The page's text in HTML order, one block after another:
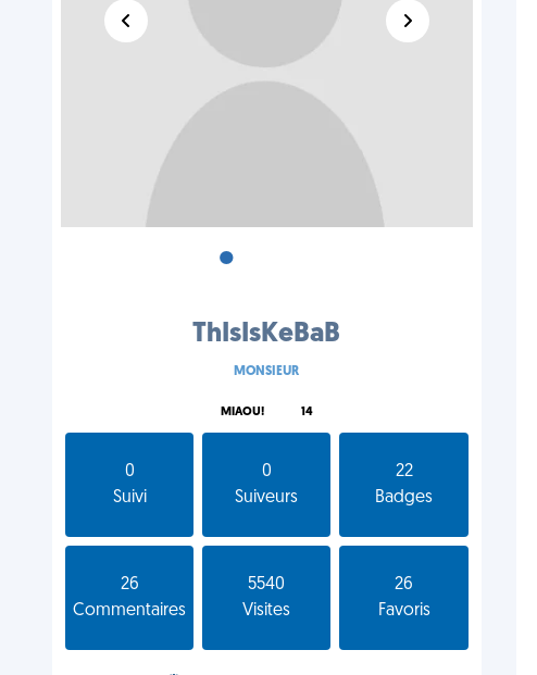
•
ThIsIsKeBaB
MONSIEUR
MIAOU! 14
0
Suivi
0
Suiveurs
22
Badges
26
Commentaires
5540
Visites
26
Favoris